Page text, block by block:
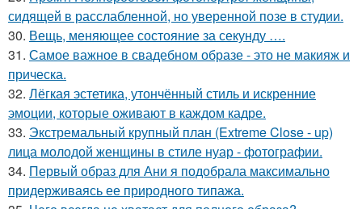
сидящей в расслабленной, но уверенной позе в студии.
30. Вещь, меняющее состояние за секунду ….
31. Самое важное в свадебном образе - это не макияж и
прическа.
32. Лёгкая эстетика, утончённый стиль и искренние
эмоции, которые оживают в каждом кадре.
33. Экстремальный крупный план (Extreme Close - up)
лица молодой женщины в стиле нуар - фотографии.
34. Первый образ для Ани я подобрала максимально
придерживаясь ее природного типажа.